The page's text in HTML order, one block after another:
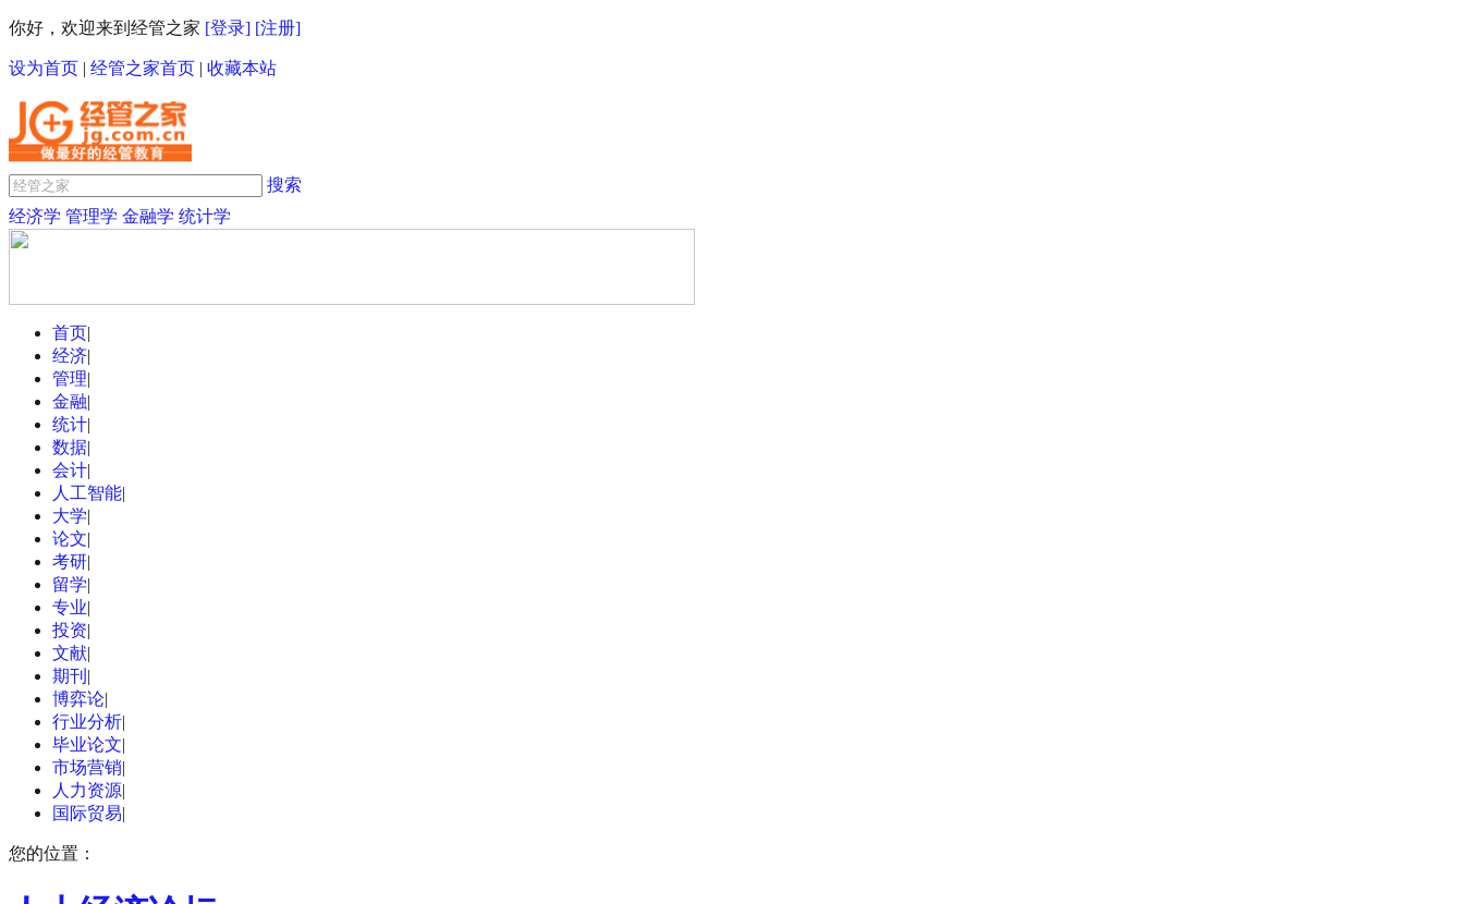
你好，欢迎来到经管之家 [登录] [注册]
设为首页 | 经管之家首页 | 收藏本站
搜索
经济学 管理学 金融学 统计学
首页|
经济|
管理|
金融|
统计|
数据|
会计|
人工智能|
大学|
论文|
考研|
留学|
专业|
投资|
文献|
期刊 |
博弈论|
行业分析|
毕业论文|
市场营销|
人力资源|
国际贸易|
您的位置：